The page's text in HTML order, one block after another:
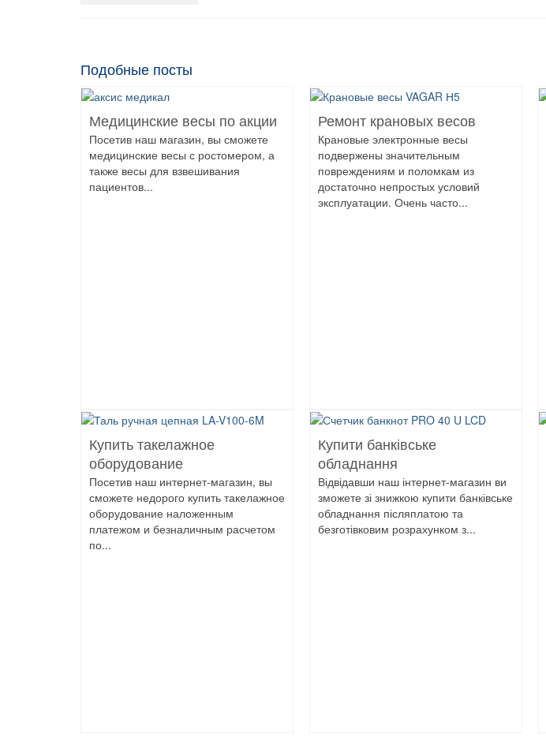
Подобные посты
Медицинские весы по акции
Посетив наш магазин, вы сможете
медицинские весы с ростомером, а
также весы для взвешивания
пациентов...
Ремонт крановых весов
Крановые электронные весы
подвержены значительным
повреждениям и поломкам из
достаточно непростых условий
эксплуатации. Очень часто...
Купить такелажное
оборудование
Посетив наш интернет-магазин, вы
сможете недорого купить такелажное
оборудование наложенным
платежом и безналичным расчетом
по...
Купити банківське
обладнання
Відвідавши наш інтернет-магазин ви
зможете зі знижкою купити банківське
обладнання післяплатою та
безготівковим розрахунком з...